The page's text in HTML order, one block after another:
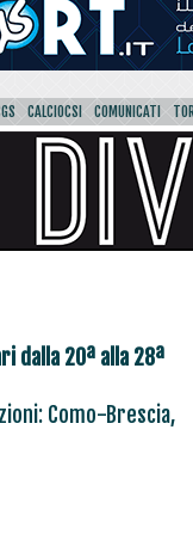
CALCIOCSI COMUNICATI
dalla 20ª alla 28ª
Como-Brescia,